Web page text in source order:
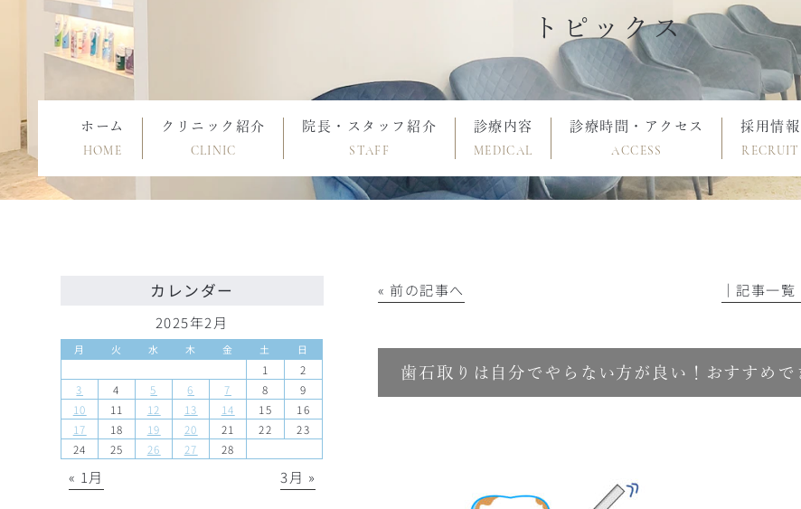
ホーム
HOME
クリニック紹介
CLINIC
院長・スタッフ紹介
STAFF
診療内容
MEDICAL
診療時間・アクセス
ACCESS
採用情報
RECRUIT
トピックス
« 前の記事へ │記事一覧
歯石取りは自分でやらない方が良い！おすすめで
カレンダー
2025年2月
月 火 水 木 金 土 日
1
2
3
4 5 6 7 8
9
10
11 12 13 14 15
16
17
18 19 20 21 22
23
24
25 26 27 28
« 1月 3月 »